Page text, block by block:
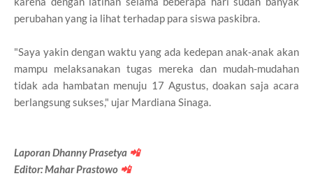
perubahan yang ia lihat terhadap para siswa paskibra.
"Saya yakin dengan waktu yang ada kedepan anak-anak akan
mampu melaksanakan tugas mereka dan mudah-mudahan
tidak ada hambatan menuju 17 Agustus, doakan saja acara
berlangsung sukses," ujar Mardiana Sinaga.
Laporan Dhanny Prasetya 📲
Editor: Mahar Prastowo 📲